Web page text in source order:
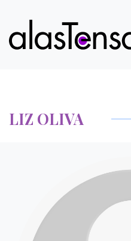
LIZ OLIVA